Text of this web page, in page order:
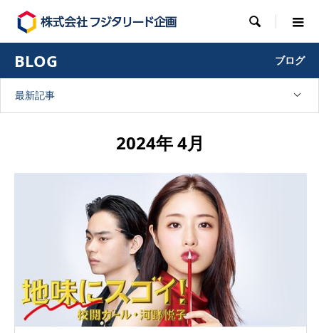

BLOG ブログ
最新記事
2024年 4月